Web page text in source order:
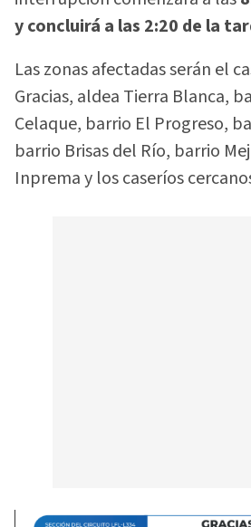
y concluirá a las 2:20 de la
Las zonas afectadas serán el
Gracias, aldea Tierra Blanca,
Celaque, barrio El Progreso,
barrio Brisas del Río, barrio
Inprema y los caseríos